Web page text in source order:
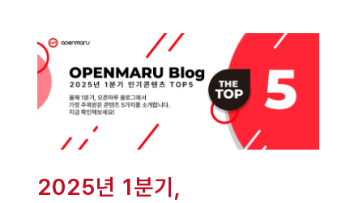
2025년 1분기,